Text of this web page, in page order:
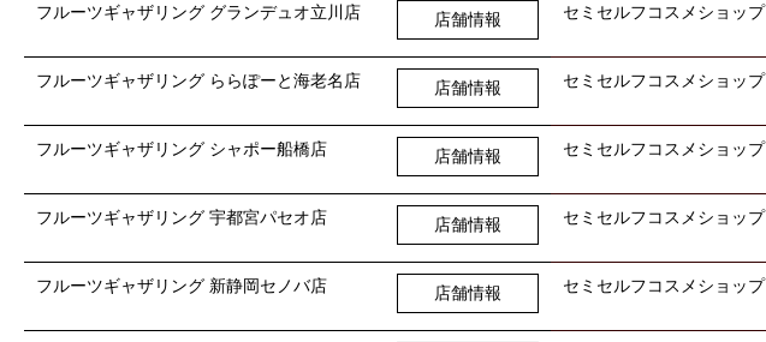
フルーツギャザリング グランデュオ立川店 店舗情報 セミセルフコスメショップ
フルーツギャザリング ららぽーと海老名店 店舗情報 セミセルフコスメショップ
フルーツギャザリング シャポー船橋店 店舗情報 セミセルフコスメショップ
フルーツギャザリング 宇都宮パセオ店 店舗情報 セミセルフコスメショップ
フルーツギャザリング 新静岡セノバ店 店舗情報 セミセルフコスメショップ